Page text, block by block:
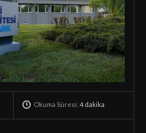
Okuma Süresi: 4 dakika